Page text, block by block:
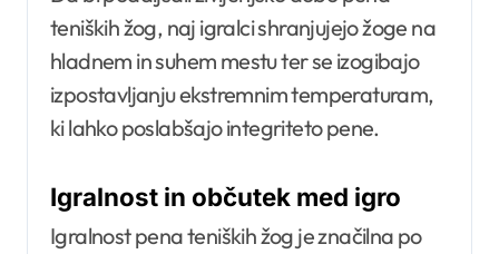
teniških žog, naj igralci shranjujejo žoge na
hladnem in suhem mestu ter se izogibajo
izpostavljanju ekstremnim temperaturam,
ki lahko poslabšajo integriteto pene.
Igralnost in občutek med igro
Igralnost pena teniških žog je značilna po